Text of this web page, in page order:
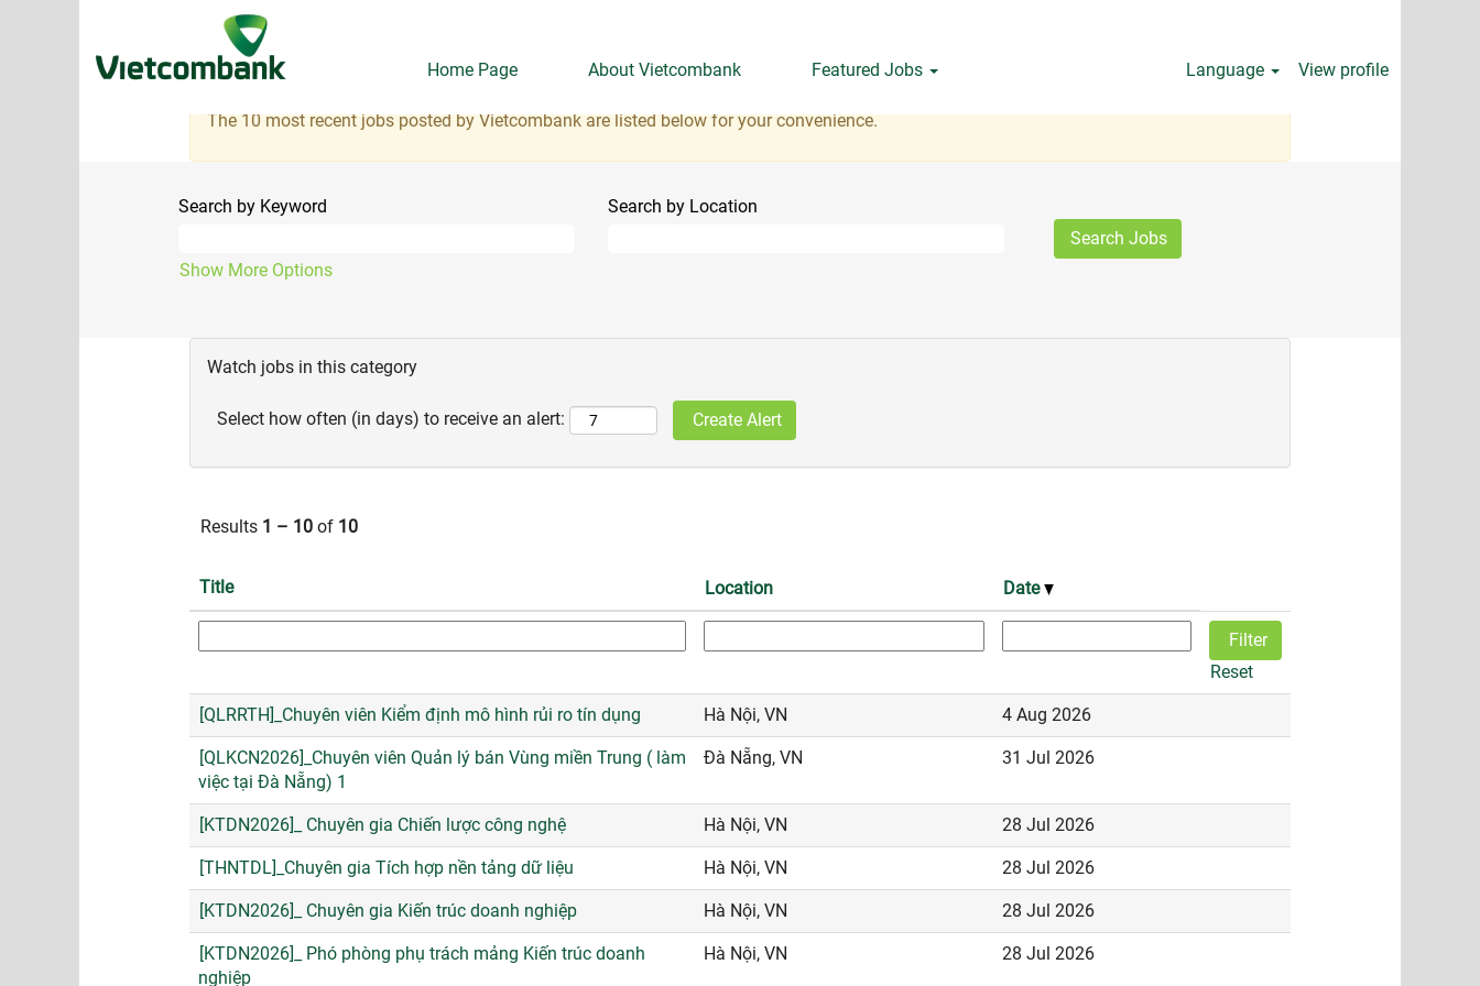
Home Page About Vietcombank Featured Jobs Language View profile
There are currently no open positions matching this category or location.
The 10 most recent jobs posted by Vietcombank are listed below for your convenience.
Search by Keyword Search by Location
Show More Options
Watch jobs in this category
Select how often (in days) to receive an alert:
Results 1 – 10 of 10
Title Location Date
Reset
[QLRRTH]_Chuyên viên Kiểm định mô hình rủi ro tín dụng Hà Nội, VN 4 Aug 2026
[QLKCN2026]_Chuyên viên Quản lý bán Vùng miền Trung ( làm
việc tại Đà Nẵng) 1
Đà Nẵng, VN 31 Jul 2026
[KTDN2026]_ Chuyên gia Chiến lược công nghệ Hà Nội, VN 28 Jul 2026
[THNTDL]_Chuyên gia Tích hợp nền tảng dữ liệu Hà Nội, VN 28 Jul 2026
[KTDN2026]_ Chuyên gia Kiến trúc doanh nghiệp Hà Nội, VN 28 Jul 2026
[KTDN2026]_ Phó phòng phụ trách mảng Kiến trúc doanh
nghiệp
Hà Nội, VN 28 Jul 2026